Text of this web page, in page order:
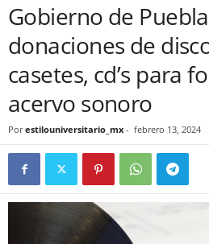
Gobierno de
donaciones de
casetes, cd’s para
acervo sonoro
Por estilouniversitario_mx - febrero 13, 2024